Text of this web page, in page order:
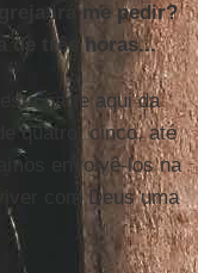
irá me pedir?
de três horas...
parte aqui da
quatro, cinco, até
envolvê-los na
com Deus uma